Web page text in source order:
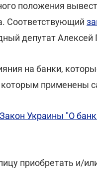
положения
Соответствующий
депутат Алексей
на банки,
применены
Закон Украины "О
приобретать и/